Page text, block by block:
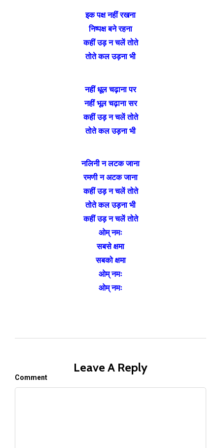
इक पक्ष नहीं रखना
निष्पक्ष बने रहना
कहीं उड़ न चलें तोते
तोते कल उड़ना भी
नहीं धूल चढ़ाना पर
नहीं भूल चढ़ाना सर
कहीं उड़ न चलें तोते
तोते कल उड़ना भी
नलिनी न लटक जाना
रमणी न अटक जाना
कहीं उड़ न चलें तोते
तोते कल उड़ना भी
कहीं उड़ न चलें तोते
ओम् नमः
सबसे क्षमा
सबको क्षमा
ओम् नमः
ओम् नमः
Leave A Reply
Comment